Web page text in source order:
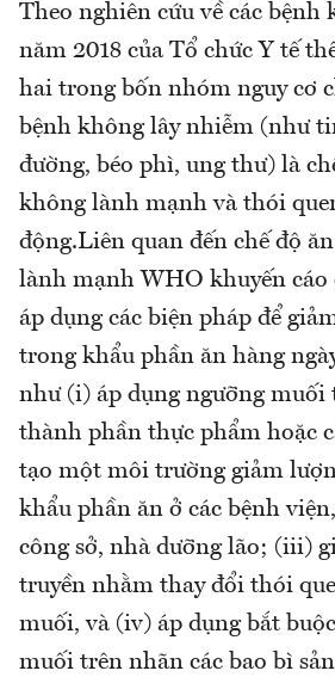
Theo nghiên cứu về các bệnh
năm 2018 của Tổ chức Y tế
hai trong bốn nhóm nguy cơ
bệnh không lây nhiễm (như
đường, béo phì, ung thư) là
không lành mạnh và thói
động.Liên quan đến chế độ
lành mạnh WHO khuyến cáo
áp dụng các biện pháp để
trong khẩu phần ăn hàng
như (i) áp dụng ngưỡng muối
thành phần thực phẩm hoặc
tạo một môi trường giảm
khẩu phần ăn ở các bệnh
công sở, nhà dưỡng lão; (iii)
truyền nhằm thay đổi thói
muối, và (iv) áp dụng bắt
muối trên nhãn các bao bì